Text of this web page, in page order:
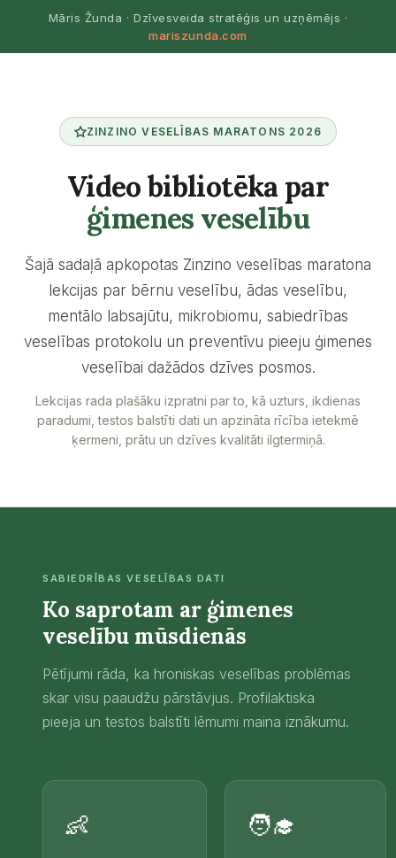
Māris Žunda · Dzīvesveida stratēģis un uzņēmējs ·
mariszunda.com
ZINZINO VESELĪBAS MARATONS 2026
Video bibliotēka par
ģimenes veselību
Šajā sadaļā apkopotas Zinzino veselības maratona
lekcijas par bērnu veselību, ādas veselību,
mentālo labsajūtu, mikrobiomu, sabiedrības
veselības protokolu un preventīvu pieeju ģimenes
veselībai dažādos dzīves posmos.
Lekcijas rada plašāku izpratni par to, kā uzturs, ikdienas
paradumi, testos balstīti dati un apzināta rīcība ietekmē
ķermeni, prātu un dzīves kvalitāti ilgtermiņā.
SABIEDRĪBAS VESELĪBAS DATI
Ko saprotam ar ģimenes
veselību mūsdienās
Pētījumi rāda, ka hroniskas veselības problēmas
skar visu paaudžu pārstāvjus. Profilaktiska
pieeja un testos balstīti lēmumi maina iznākumu.
👶 🧑‍🎓